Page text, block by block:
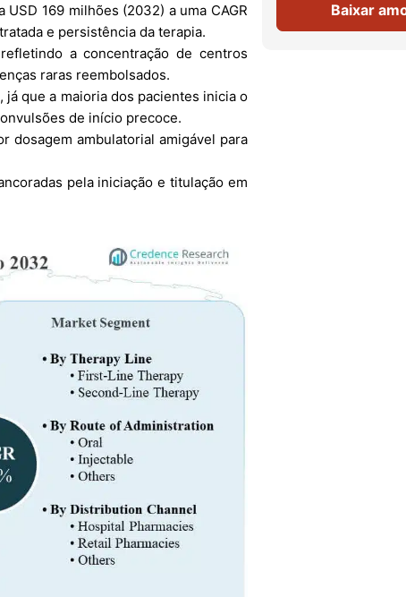
169 milhões (2032) a uma CAGR
e persistência da terapia.
a concentração de centros
raras reembolsados.
que a maioria dos pacientes inicia o
de início precoce.
dosagem ambulatorial amigável para
pela iniciação e titulação em
Baixar